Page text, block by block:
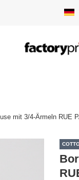
mit 3/4-Ärmeln RUE